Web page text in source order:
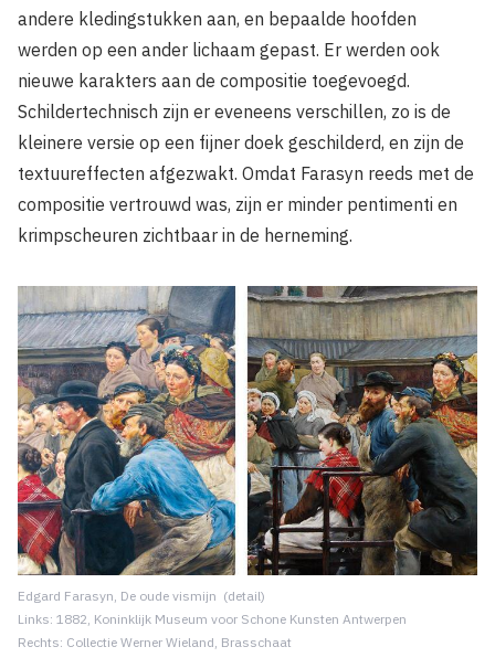
andere kledingstukken aan, en bepaalde hoofden
werden op een ander lichaam gepast. Er werden ook
nieuwe karakters aan de compositie toegevoegd.
Schildertechnisch zijn er eveneens verschillen, zo is de
kleinere versie op een fijner doek geschilderd, en zijn de
textuureffecten afgezwakt. Omdat Farasyn reeds met de
compositie vertrouwd was, zijn er minder pentimenti en
krimpscheuren zichtbaar in de herneming.
Edgard Farasyn, De oude vismijn (detail)
Links: 1882, Koninklijk Museum voor Schone Kunsten Antwerpen
Rechts: Collectie Werner Wieland, Brasschaat